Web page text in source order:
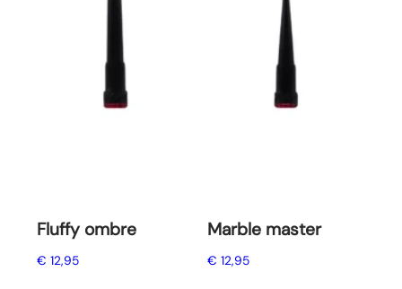
Fluffy ombre
€ 12,95
Marble master
€ 12,95